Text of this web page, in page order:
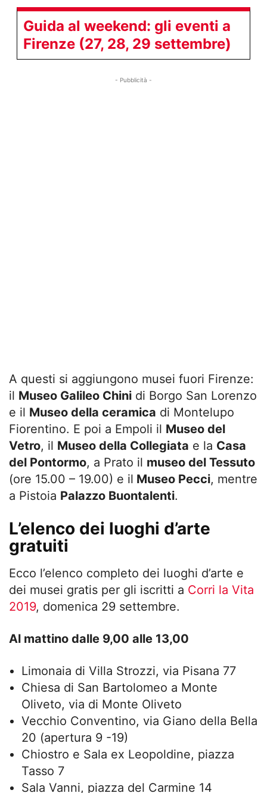
Guida al weekend: gli eventi a
Firenze (27, 28, 29 settembre)
- Pubblicità -
A questi si aggiungono musei fuori Firenze:
il Museo Galileo Chini di Borgo San Lorenzo
e il Museo della ceramica di Montelupo
Fiorentino. E poi a Empoli il Museo del
Vetro, il Museo della Collegiata e la Casa
del Pontormo, a Prato il museo del Tessuto
(ore 15.00 – 19.00) e il Museo Pecci, mentre
a Pistoia Palazzo Buontalenti.
L’elenco dei luoghi d’arte
gratuiti
Ecco l’elenco completo dei luoghi d’arte e
dei musei gratis per gli iscritti a Corri la Vita
2019, domenica 29 settembre.
Al mattino dalle 9,00 alle 13,00
Limonaia di Villa Strozzi, via Pisana 77
Chiesa di San Bartolomeo a Monte
Oliveto, via di Monte Oliveto
Vecchio Conventino, via Giano della Bella
20 (apertura 9 -19)
Chiostro e Sala ex Leopoldine, piazza
Tasso 7
Sala Vanni, piazza del Carmine 14